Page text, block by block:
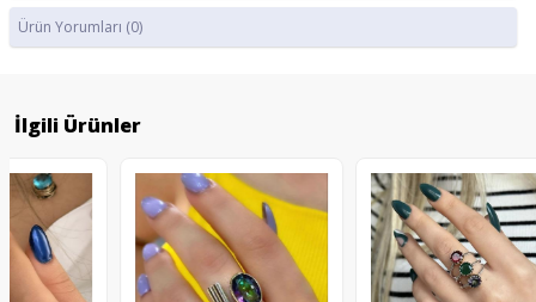
Ürün Yorumları (0)
İlgili Ürünler